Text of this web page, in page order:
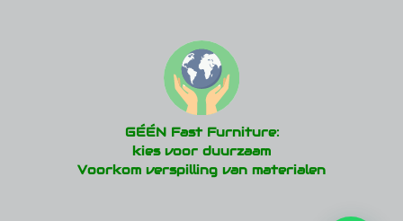
GÉÉN Fast Furniture:
kies voor duurzaam
Voorkom verspilling van materialen